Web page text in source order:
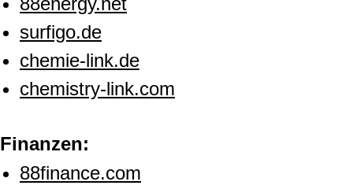
surfigo.de
chemie-link.de
chemistry-link.com
Finanzen:
88finance.com